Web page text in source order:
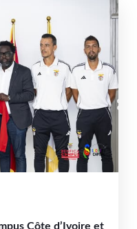
Côte d’Ivoire et